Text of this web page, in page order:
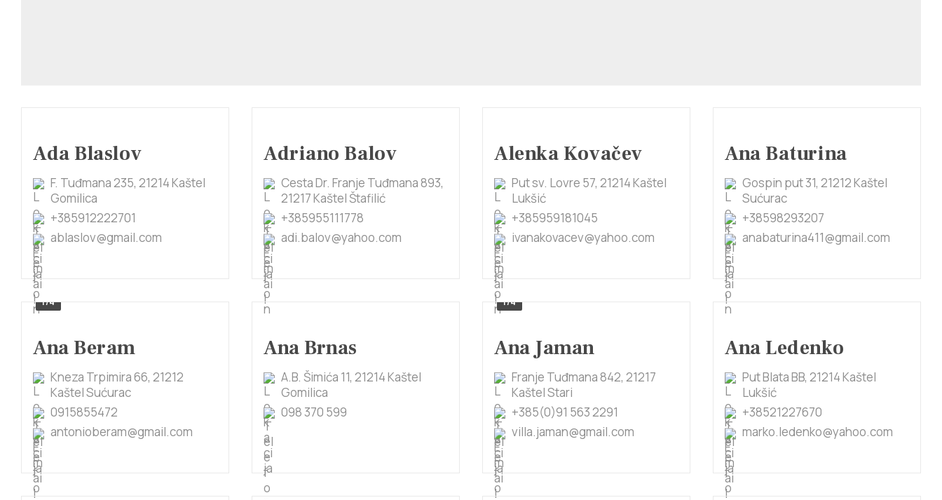
Ada Blaslov
F. Tuđmana 235, 21214 Kaštel
Gomilica
+385912222701
ablaslov@gmail.com
Adriano Balov
Cesta Dr. Franje Tuđmana 893,
21217 Kaštel Štafilić
+385955111778
adi.balov@yahoo.com
Alenka Kovačev
Put sv. Lovre 57, 21214 Kaštel
Lukšić
+385959181045
ivanakovacev@yahoo.com
Ana Baturina
Gospin put 31, 21212 Kaštel
Sućurac
+38598293207
anabaturina411@gmail.com
1/4
Ana Beram
Kneza Trpimira 66, 21212
Kaštel Sućurac
0915855472
antonioberam@gmail.com
Ana Brnas
A.B. Šimića 11, 21214 Kaštel
Gomilica
098 370 599
1/4
Ana Jaman
Franje Tuđmana 842, 21217
Kaštel Stari
+385(0)91 563 2291
villa.jaman@gmail.com
Ana Ledenko
Put Blata BB, 21214 Kaštel
Lukšić
+38521227670
marko.ledenko@yahoo.com